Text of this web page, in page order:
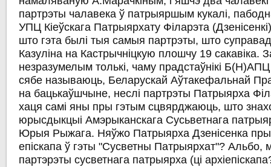
партрэты чалавека ў патрыяршым кукалі,
УПЦ Кіеўскага Патрыярхату Філарэта
што гэта былі тыя самыя партрэты, што
Казуліна на Кастрычніцкую плошчу 19 сакавіка.
незразумелым толькі, чаму прадстаўнікі
сябе называюць, Беларускай Аўтакефальнай
на бацькаўшчыне, неслі партрэты Патрыярха
хаця самі яны пры гэтым сцвярджаюць, што
юрысдыкцыі Амэрыканскага Сусьветнага
Юрыя Рыжага. Няўжо Патрыярха Дзенісенка
епіскапа ў гэты "Сусветны Патрыярхат"? Альбо,
партэрэты сусветнага патрыярха (ці